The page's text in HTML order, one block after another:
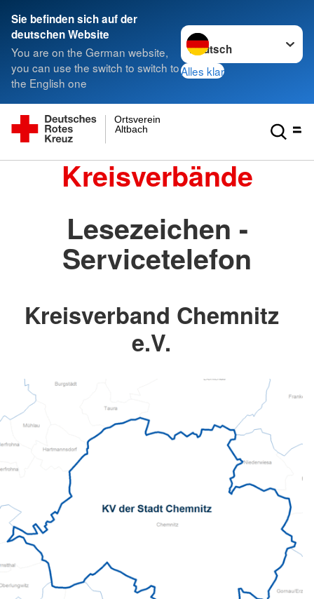
Sie befinden sich auf der
deutschen Website
You are on the German website,
you can use the switch to switch to
the English one
Sprache wechseln zu
Alles klar
Altbach
Ortsverein
Kreisverbände
Lesezeichen -
Servicetelefon
Kreisverband Chemnitz
e.V.